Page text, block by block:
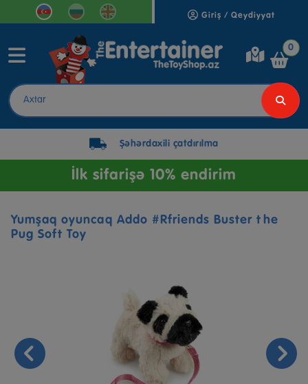
Giriş / Qeydiyyat
0
Şəhərdaxili çatdırılma
İlk sifarişə 10% endirim
Yumşaq oyuncaq Addo #Rfriends Buster the
Pug Soft Toy